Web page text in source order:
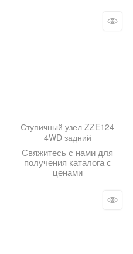
Ступичный узел ZZE124
4WD задний
Свяжитесь с нами для
получения каталога с
ценами